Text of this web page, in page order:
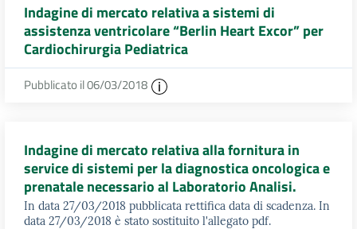
Indagine di mercato relativa a sistemi di
assistenza ventricolare “Berlin Heart Excor” per
Cardiochirurgia Pediatrica
Pubblicato il 06/03/2018
Indagine di mercato relativa alla fornitura in
service di sistemi per la diagnostica oncologica e
prenatale necessario al Laboratorio Analisi.
In data 27/03/2018 pubblicata rettifica data di scadenza. In
data 27/03/2018 è stato sostituito l'allegato pdf.